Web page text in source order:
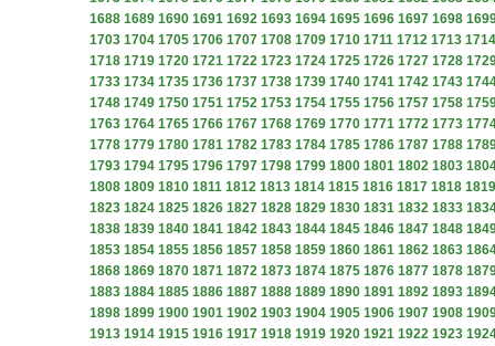
1688 1689 1690 1691 1692 1693 1694 1695 1696 1697 1698
1703 1704 1705 1706 1707 1708 1709 1710 1711 1712 1713 1714
1718 1719 1720 1721 1722 1723 1724 1725 1726 1727 1728
1733 1734 1735 1736 1737 1738 1739 1740 1741 1742 1743
1748 1749 1750 1751 1752 1753 1754 1755 1756 1757 1758
1763 1764 1765 1766 1767 1768 1769 1770 1771 1772 1773
1778 1779 1780 1781 1782 1783 1784 1785 1786 1787 1788
1793 1794 1795 1796 1797 1798 1799 1800 1801 1802 1803
1808 1809 1810 1811 1812 1813 1814 1815 1816 1817 1818 1819
1823 1824 1825 1826 1827 1828 1829 1830 1831 1832 1833
1838 1839 1840 1841 1842 1843 1844 1845 1846 1847 1848
1853 1854 1855 1856 1857 1858 1859 1860 1861 1862 1863
1868 1869 1870 1871 1872 1873 1874 1875 1876 1877 1878
1883 1884 1885 1886 1887 1888 1889 1890 1891 1892 1893
1898 1899 1900 1901 1902 1903 1904 1905 1906 1907 1908
1913 1914 1915 1916 1917 1918 1919 1920 1921 1922 1923